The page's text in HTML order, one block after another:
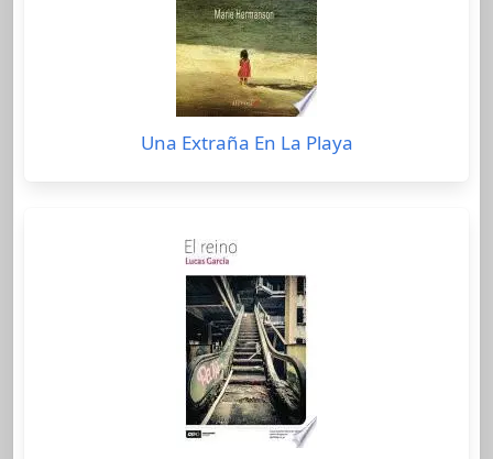
Una Extraña En La Playa